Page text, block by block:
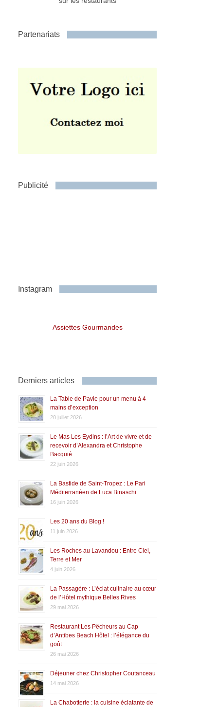
Partenariats
Publicité
Instagram
Assiettes Gourmandes
Derniers articles
La Table de Pavie pour un menu à 4
mains d’exception
20 juillet 2026
Le Mas Les Eydins : l’Art de vivre et de
recevoir d’Alexandra et Christophe
Bacquié
22 juin 2026
La Bastide de Saint-Tropez : Le Pari
Méditerranéen de Luca Binaschi
16 juin 2026
Les 20 ans du Blog !
11 juin 2026
Les Roches au Lavandou : Entre Ciel,
Terre et Mer
4 juin 2026
La Passagère : L’éclat culinaire au cœur
de l’Hôtel mythique Belles Rives
29 mai 2026
Restaurant Les Pêcheurs au Cap
d’Antibes Beach Hôtel : l’élégance du
goût
26 mai 2026
Déjeuner chez Christopher Coutanceau
14 mai 2026
La Chabotterie : la cuisine éclatante de